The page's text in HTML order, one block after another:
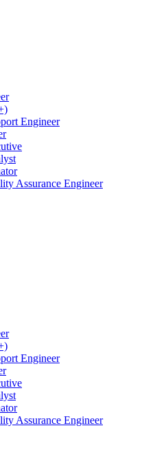
Engineer
Assurance Engineer
Engineer
Assurance Engineer